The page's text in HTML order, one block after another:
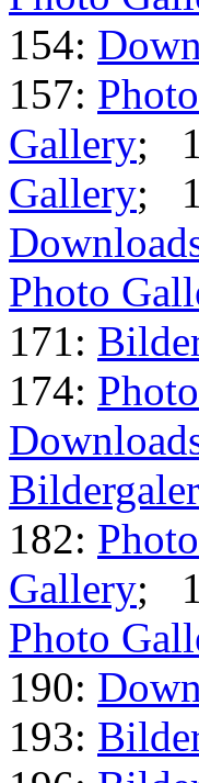
154:
157:
Gallery;
Gallery;
Photo
171:
174:
182:
Gallery;
Photo
190:
193: